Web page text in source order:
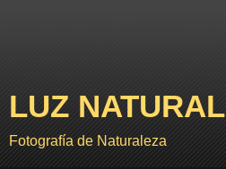
LUZ NATURAL
Fotografía de Naturaleza